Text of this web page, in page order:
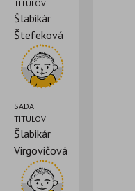
TITULOV
Šlabikár
Štefeková
SADA
TITULOV
Šlabikár
Virgovičová